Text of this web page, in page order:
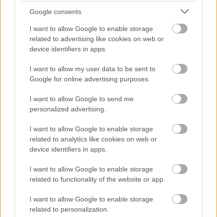
Google consents
I want to allow Google to enable storage
related to advertising like cookies on web or
device identifiers in apps.
I want to allow my user data to be sent to
Google for online advertising purposes.
I want to allow Google to send me
personalized advertising.
I want to allow Google to enable storage
related to analytics like cookies on web or
device identifiers in apps.
I want to allow Google to enable storage
related to functionality of the website or app.
I want to allow Google to enable storage
related to personalization.
teszem 20-30 percre.
4. Miután a tészta kellően megdermedt, akkorára
nyújtom, amekkora a piteformám, majd villával
megszurkálom és 1 órára hűtőbe, vagy fél órára
mélyhűtőbe teszem.
5. A fagyos tésztát a hűtőből egyenesen a forró
sütőbe tolom, pont ettől éri majd el az isteni omlós
állagát. 10 percig nehezékkel (lencse, csicseriborsó...)
elősütöm, majd a nehezék nélkül további 5-10
6. Miközben elősül, összeállítom a tölteléket: az
újhagymát olívaolajon megfonnyasztom, rádobom a
spenótot, majd folyamatos kevergetéssel, jól
őket, csak éppen addig, amíg jól összekeveredtek az
ízeik. Végül jöhet a fűszerezés: só, frissen őrölt bors
és őrölt szerecsendió. 7. A tojásokat alaposan
összekeverem a tejjel és a tejszínnel, majd a
keveréket hozzáöntöm a spenóthoz, végül pedig az